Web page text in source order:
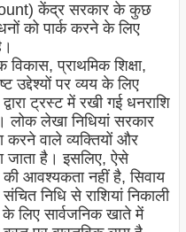
केंद्र सरकार के कुछ
को पार्क करने के लिए
प्राथमिक शिक्षा,
उद्देश्यों पर व्यय के लिए
ट्रस्ट में रखी गई धनराशि
लोक लेखा निधियां सरकार
करने वाले व्यक्तियों और
जाता है। इसलिए, ऐसे
आवश्यकता नहीं है, सिवाय
निधि से राशियां निकाली
के लिए सार्वजनिक खाते में